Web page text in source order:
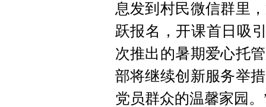
息发到村民微信群里
跃报名，开课首日吸
次推出的暑期爱心托
部将继续创新服务举
党员群众的温馨家园